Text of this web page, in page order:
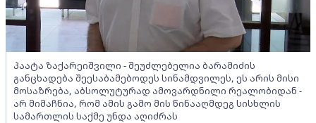
პაატა ზაქარეიშვილი - შეუძლებელია ბარამიძის
განცხადება შეესაბამებოდეს სინამდვილეს, ეს არის მისი
მოსაზრება, აბსოლუტურად ამოვარდნილი რეალობიდან -
არ მიმაჩნია, რომ ამის გამო მის წინააღმდეგ სისხლის
სამართლის საქმე უნდა აღიძრას